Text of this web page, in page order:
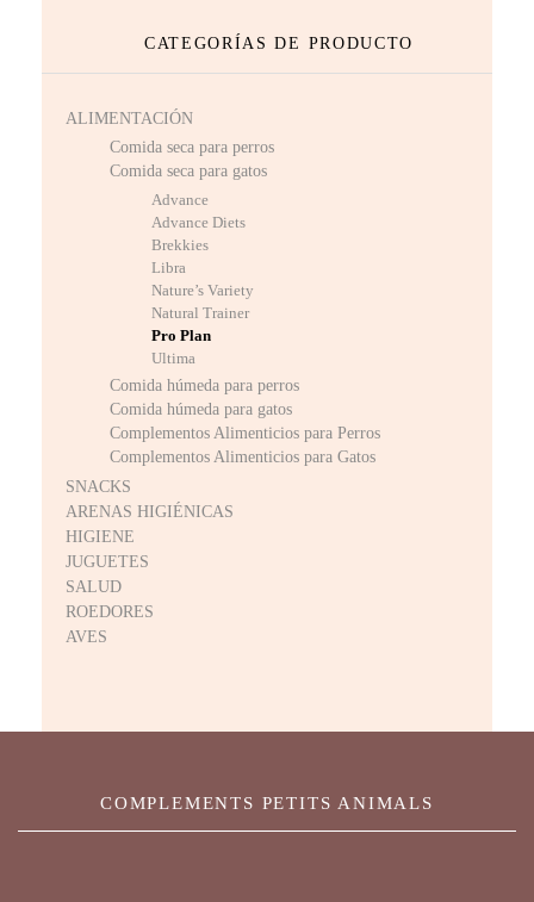
CATEGORÍAS DE PRODUCTO
ALIMENTACIÓN
Comida seca para perros
Comida seca para gatos
Advance
Advance Diets
Brekkies
Libra
Nature’s Variety
Natural Trainer
Pro Plan
Ultima
Comida húmeda para perros
Comida húmeda para gatos
Complementos Alimenticios para Perros
Complementos Alimenticios para Gatos
SNACKS
ARENAS HIGIÉNICAS
HIGIENE
JUGUETES
SALUD
ROEDORES
AVES
COMPLEMENTS PETITS ANIMALS